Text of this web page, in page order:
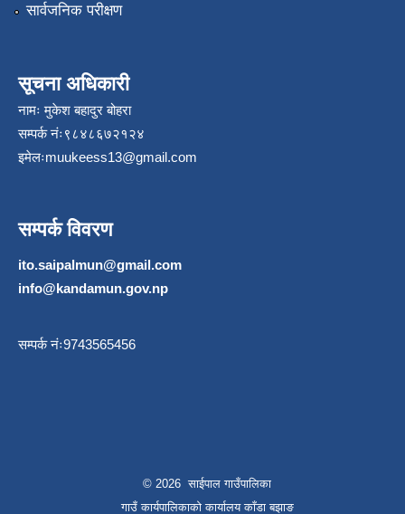
सार्वजनिक परीक्षण
सूचना अधिकारी
नामः मुकेश बहादुर बोहरा
सम्पर्क नंः९८४८६७२१२४
इमेलःmuukeess13@gmail.com
सम्पर्क विवरण
ito.saipalmun@gmail.com
info@kandamun.gov.np
सम्पर्क नंः9743565456
© 2026 साईपाल गाउँपालिका
गाउँ कार्यपालिकाकाे कार्यालय काँडा बझाङ